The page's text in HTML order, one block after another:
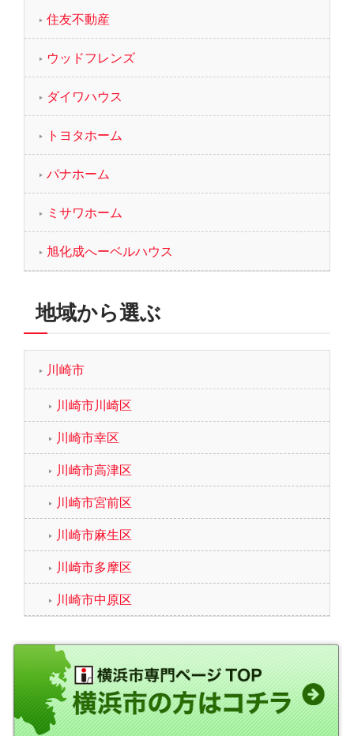
住友不動産
ウッドフレンズ
ダイワハウス
トヨタホーム
パナホーム
ミサワホーム
旭化成へーベルハウス
地域から選ぶ
川崎市
川崎市川崎区
川崎市幸区
川崎市高津区
川崎市宮前区
川崎市麻生区
川崎市多摩区
川崎市中原区